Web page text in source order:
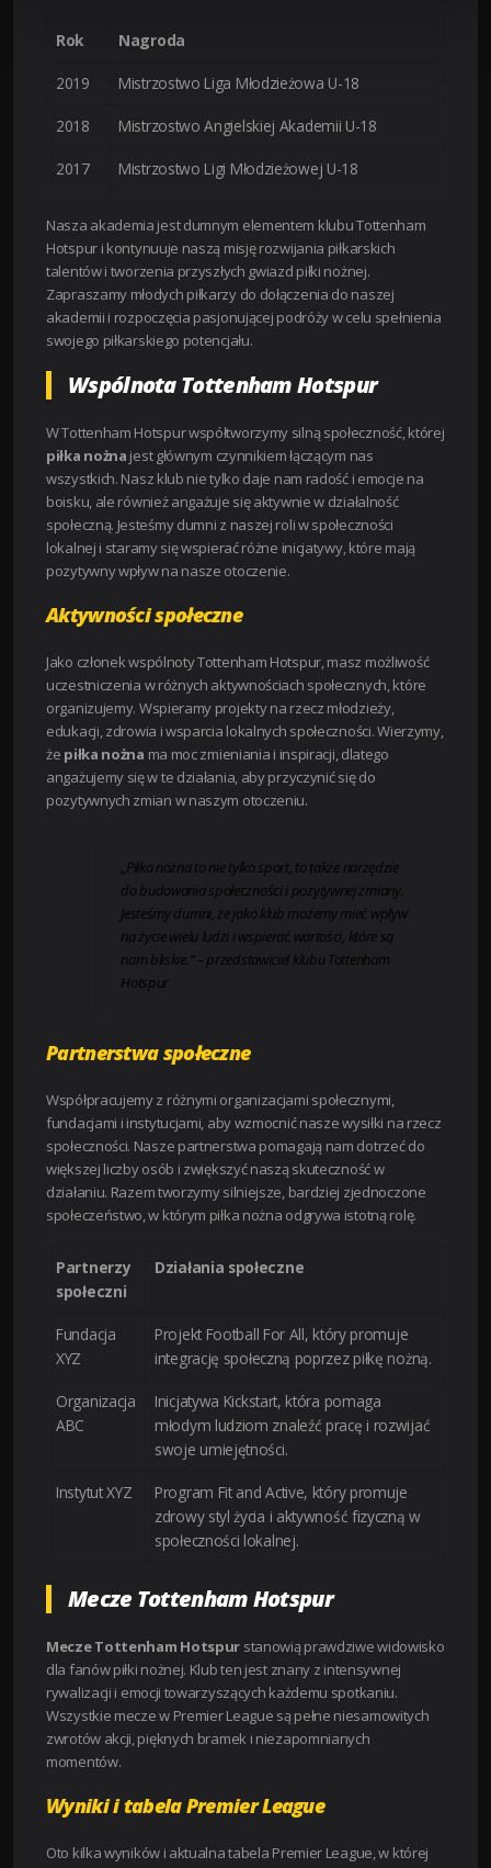
Rok Nagroda
2019 Mistrzostwo Liga Młodzieżowa U-18
2018 Mistrzostwo Angielskiej Akademii U-18
2017 Mistrzostwo Ligi Młodzieżowej U-18
Nasza akademia jest dumnym elementem klubu Tottenham
Hotspur i kontynuuje naszą misję rozwijania piłkarskich
talentów i tworzenia przyszłych gwiazd piłki nożnej.
Zapraszamy młodych piłkarzy do dołączenia do naszej
akademii i rozpoczęcia pasjonującej podróży w celu spełnienia
swojego piłkarskiego potencjału.
Wspólnota Tottenham Hotspur
W Tottenham Hotspur współtworzymy silną społeczność, której
piłka nożna jest głównym czynnikiem łączącym nas
wszystkich. Nasz klub nie tylko daje nam radość i emocje na
boisku, ale również angażuje się aktywnie w działalność
społeczną. Jesteśmy dumni z naszej roli w społeczności
lokalnej i staramy się wspierać różne inicjatywy, które mają
pozytywny wpływ na nasze otoczenie.
Aktywności społeczne
Jako członek wspólnoty Tottenham Hotspur, masz możliwość
uczestniczenia w różnych aktywnościach społecznych, które
organizujemy. Wspieramy projekty na rzecz młodzieży,
edukacji, zdrowia i wsparcia lokalnych społeczności. Wierzymy,
że piłka nożna ma moc zmieniania i inspiracji, dlatego
angażujemy się w te działania, aby przyczynić się do
pozytywnych zmian w naszym otoczeniu.
„Piłka nożna to nie tylko sport, to także narzędzie
do budowania społeczności i pozytywnej zmiany.
Jesteśmy dumni, że jako klub możemy mieć wpływ
na życie wielu ludzi i wspierać wartości, które są
nam bliskie.” – przedstawiciel klubu Tottenham
Hotspur
Partnerstwa społeczne
Współpracujemy z różnymi organizacjami społecznymi,
fundacjami i instytucjami, aby wzmocnić nasze wysiłki na rzecz
społeczności. Nasze partnerstwa pomagają nam dotrzeć do
większej liczby osób i zwiększyć naszą skuteczność w
działaniu. Razem tworzymy silniejsze, bardziej zjednoczone
społeczeństwo, w którym piłka nożna odgrywa istotną rolę.
Partnerzy
społeczni
Działania społeczne
Fundacja
XYZ
Projekt Football For All, który promuje
integrację społeczną poprzez piłkę nożną.
Organizacja
ABC
Inicjatywa Kickstart, która pomaga
młodym ludziom znaleźć pracę i rozwijać
swoje umiejętności.
Instytut XYZ
Program Fit and Active, który promuje
zdrowy styl życia i aktywność fizyczną w
społeczności lokalnej.
Mecze Tottenham Hotspur
Mecze Tottenham Hotspur stanowią prawdziwe widowisko
dla fanów piłki nożnej. Klub ten jest znany z intensywnej
rywalizacji i emocji towarzyszących każdemu spotkaniu.
Wszystkie mecze w Premier League są pełne niesamowitych
zwrotów akcji, pięknych bramek i niezapomnianych
momentów.
Wyniki i tabela Premier League
Oto kilka wyników i aktualna tabela Premier League, w której